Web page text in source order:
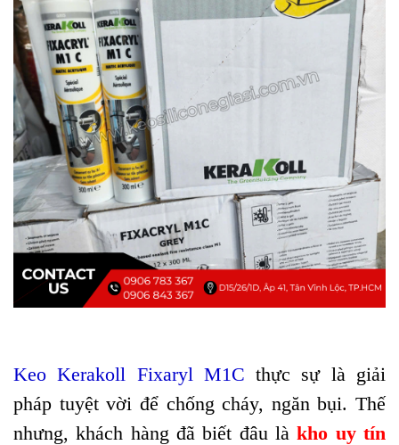
Keo Kerakoll Fixaryl M1C thực sự là giải
pháp tuyệt vời để chống cháy, ngăn bụi. Thế
nhưng, khách hàng đã biết đâu làkho uy tín